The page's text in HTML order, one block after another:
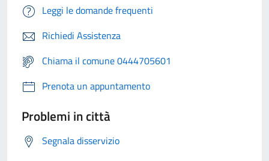
Leggi le domande frequenti
Richiedi Assistenza
Chiama il comune 0444705601
Prenota un appuntamento
Problemi in città
Segnala disservizio